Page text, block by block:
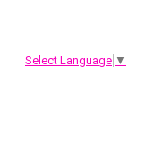
Select Language ▼